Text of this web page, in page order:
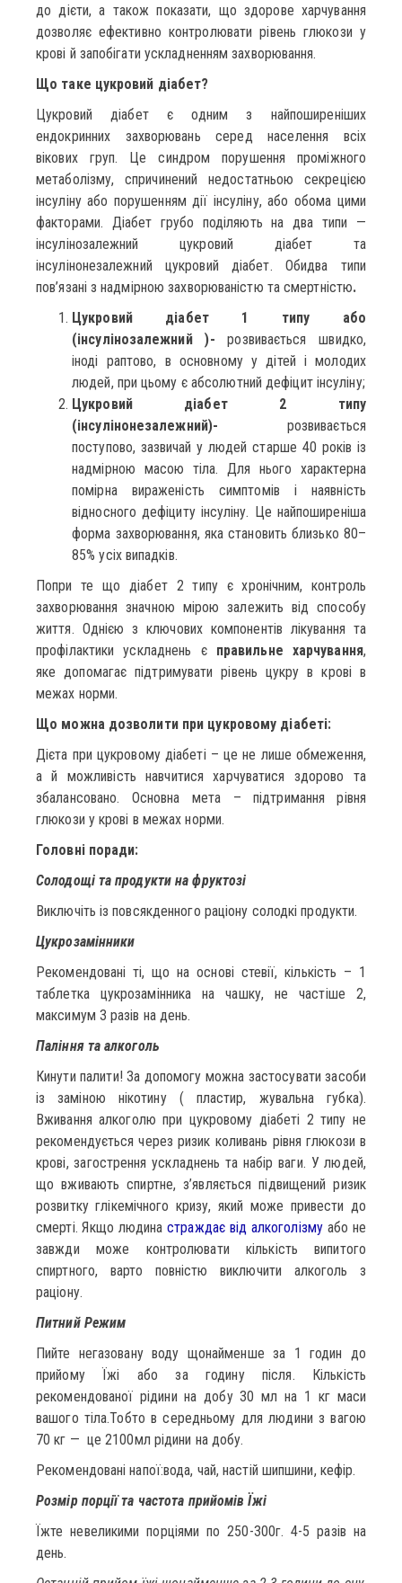
до дієти, а також показати, що здорове харчування
дозволяє ефективно контролювати рівень глюкози у
крові й запобігати ускладненням захворювання.
Що таке цукровий діабет?
Цукровий діабет є одним з найпоширеніших
ендокринних захворювань серед населення всіх
вікових груп. Це синдром порушення проміжного
метаболізму, спричинений недостатньою секрецією
інсуліну або порушенням дії інсуліну, або обома цими
факторами. Діабет грубо поділяють на два типи —
інсулінозалежний цукровий діабет та
інсулінонезалежний цукровий діабет. Обидва типи
пов’язані з надмірною захворюваністю та смертністю.
Цукровий діабет 1 типу або
(інсулінозалежний )-розвивається швидко,
іноді раптово, в основному у дітей і молодих
людей, при цьому є абсолютний дефіцит інсуліну;
Цукровий діабет 2 типу
(інсулінонезалежний)- розвивається
поступово, зазвичай у людей старше 40 років із
надмірною масою тіла. Для нього характерна
помірна вираженість симптомів і наявність
відносного дефіциту інсуліну. Це найпоширеніша
форма захворювання, яка становить близько 80–
85% усіх випадків.
Попри те що діабет 2 типу є хронічним, контроль
захворювання значною мірою залежить від способу
життя. Однією з ключових компонентів лікування та
профілактики ускладнень є правильне харчування,
яке допомагає підтримувати рівень цукру в крові в
межах норми.
Що можна дозволити при цукровому діабеті:
Дієта при цукровому діабеті – це не лише обмеження,
а й можливість навчитися харчуватися здорово та
збалансовано. Основна мета – підтримання рівня
глюкози у крові в межах норми.
Головні поради:
Солодощі та продукти на фруктозі
Виключіть із повсякденного раціону солодкі продукти.
Цукрозамінники
Рекомендовані ті, що на основі стевії, кількість – 1
таблетка цукрозамінника на чашку, не частіше 2,
максимум 3 разів на день.
Паління та алкоголь
Кинути палити! За допомогу можна застосувати засоби
із заміною нікотину ( пластир, жувальна губка).
Вживання алкоголю при цукровому діабеті 2 типу не
рекомендується через ризик коливань рівня глюкози в
крові, загострення ускладнень та набір ваги. У людей,
що вживають спиртне, з’являється підвищений ризик
розвитку глікемічного кризу, який може привести до
смерті. Якщо людинастраждає від алкоголізмуабо не
завжди може контролювати кількість випитого
спиртного, варто повністю виключити алкоголь з
раціону.
Питний Режим
Пийте негазовану воду щонайменше за 1 годин до
прийому Їжі або за годину після. Кількість
рекомендованої рідини на добу 30 мл на 1 кг маси
вашого тіла.Тобто в середньому для людини з вагою
70 кг — це 2100мл рідини на добу.
Рекомендовані напої:вода, чай, настій шипшини, кефір.
Розмір порції та частота прийомів Їжі
Їжте невеликими порціями по 250-300г. 4-5 разів на
день.